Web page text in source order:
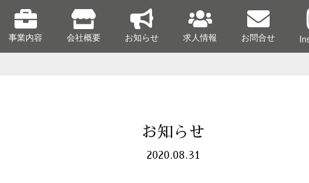
事業内容 会社概要 お知らせ 求人情報 お問合せ
お知らせ
2020.08.31